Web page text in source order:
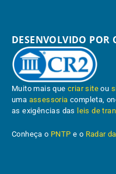
DESENVOLVIDO POR
Muito mais quecriar site ou
uma assessoria completa,
as exigências das leis de
Conheça o PNTP e o Radar